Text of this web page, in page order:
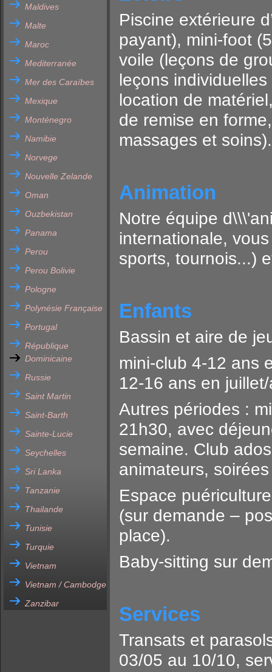
Maldives
Malte
Maroc
Mediterranée
Mer des Caraïbes
Mexique
Monténegro
Namibie
Norvege
Nouvelle Zelande
Oman
Ouzbekistan
Panama
Perou
Perou Bolivie
Pologne
Polynésie Française
Portugal
République
Dominicaine
Russie
Saint Martin
Saint-Barth
Sainte-Lucie
Seychelles
Sri Lanka
Tanzanie
Thailande
Tunisie
Turquie
Vietnam
Vietnam / Cambodge
Zanzibar
Piscine extérieure
payant), mini-foot
voile (leçons de
leçons
location de
de remise en
massages et soins).
Animation
Notre équipe
internationale,
sports, tournois...)
Enfants
Bassin et aire de
mini-club 4-12 ans
12-16 ans en
Autres périodes :
21h30, avec
semaine. Club
animateurs,
Espace
(sur demande –
place).
Baby-sitting sur
Services
Transats et
03/05 au 10/10,